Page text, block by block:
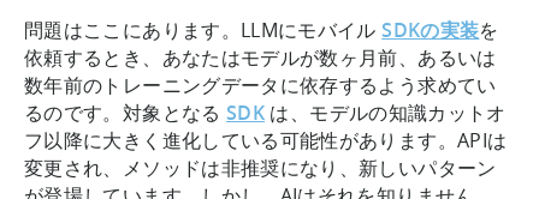
問題はここにあります。LLMにモバイルSDKの実装を
依頼するとき、あなたはモデルが数ヶ月前、あるいは
数年前のトレーニングデータに依存するよう求めてい
るのです。対象となる SDK は、モデルの知識カットオ
フ以降に大きく進化している可能性があります。APIは
変更され、メソッドは非推奨になり、新しいパターン